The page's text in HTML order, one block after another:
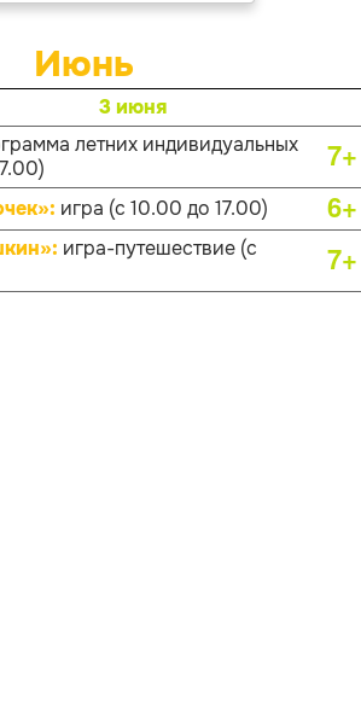
Июнь
3 июня
летних индивидуальных
7+
игра (с 10.00 до 17.00) 6+
игра-путешествие (с
7+